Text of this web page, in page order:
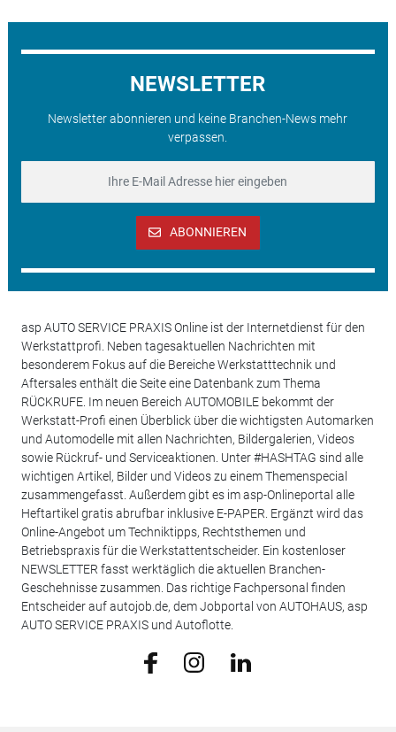
NEWSLETTER
Newsletter abonnieren und keine Branchen-News mehr
verpassen.
ABONNIEREN
asp AUTO SERVICE PRAXIS Online ist der Internetdienst für den
Werkstattprofi. Neben tagesaktuellen Nachrichten mit
besonderem Fokus auf die Bereiche Werkstatttechnik und
Aftersales enthält die Seite eine Datenbank zum Thema
RÜCKRUFE. Im neuen Bereich AUTOMOBILE bekommt der
Werkstatt-Profi einen Überblick über die wichtigsten Automarken
und Automodelle mit allen Nachrichten, Bildergalerien, Videos
sowie Rückruf- und Serviceaktionen. Unter #HASHTAG sind alle
wichtigen Artikel, Bilder und Videos zu einem Themenspecial
zusammengefasst. Außerdem gibt es im asp-Onlineportal alle
Heftartikel gratis abrufbar inklusive E-PAPER. Ergänzt wird das
Online-Angebot um Techniktipps, Rechtsthemen und
Betriebspraxis für die Werkstattentscheider. Ein kostenloser
NEWSLETTER fasst werktäglich die aktuellen Branchen-
Geschehnisse zusammen. Das richtige Fachpersonal finden
Entscheider auf autojob.de, dem Jobportal von AUTOHAUS, asp
AUTO SERVICE PRAXIS und Autoflotte.